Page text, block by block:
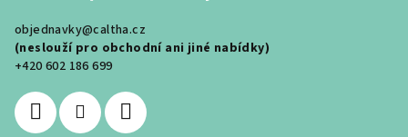
objednavky@caltha.cz
(neslouží pro obchodní ani jiné nabídky)
+420 602 186 699